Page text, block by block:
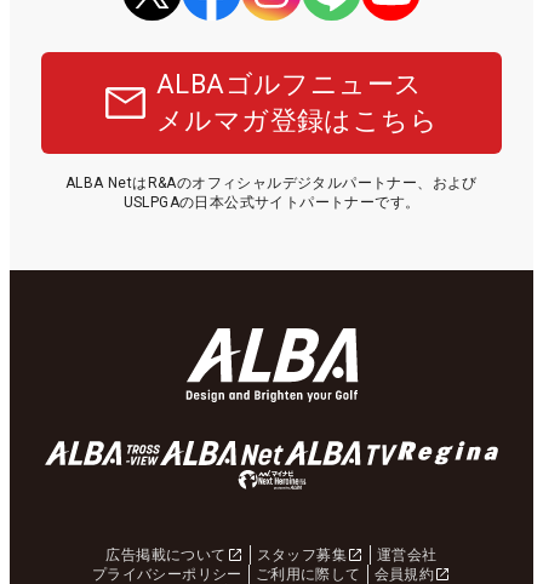
ALBAゴルフニュース
メルマガ登録はこちら
ALBA NetはR&Aのオフィシャルデジタルパートナー、および
USLPGAの日本公式サイトパートナーです。
広告掲載について スタッフ募集
運営会社
プライバシーポリシー
ご利用に際して
会員規約